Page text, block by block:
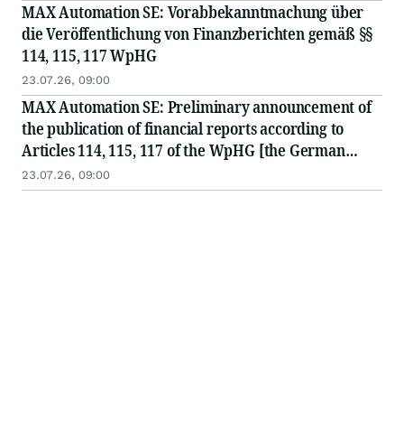
MAX Automation SE: Vorabbekanntmachung über
die Veröffentlichung von Finanzberichten gemäß §§
114, 115, 117 WpHG
23.07.26, 09:00
MAX Automation SE: Preliminary announcement of
the publication of financial reports according to
Articles 114, 115, 117 of the WpHG [the German
Securities Act]
23.07.26, 09:00